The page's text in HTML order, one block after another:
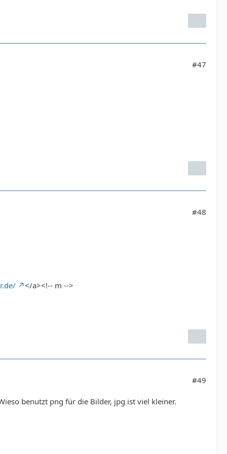
#47
#48
</a><!-- m -->
#49
benutzt png für die Bilder, jpg ist viel kleiner.